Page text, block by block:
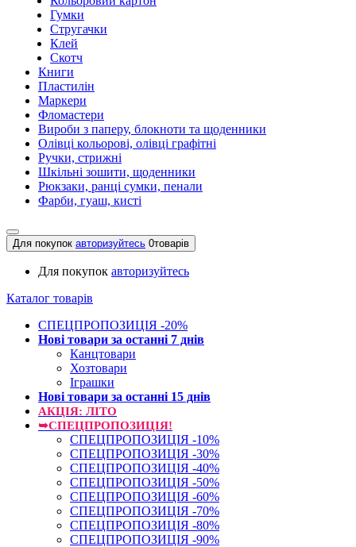
Гумки
Стругачки
Клей
Скотч
Книги
Пластилін
Маркери
Фломастери
Вироби з паперу, блокноти та щоденники
Олівці кольорові, олівці графітні
Ручки, стрижні
Шкільні зошити, щоденники
Рюкзаки, ранці сумки, пенали
Фарби, гуаш, кисті
Для покупок авторизуйтесь 0товарів
Для покупок авторизуйтесь
Каталог товарів
СПЕЦПРОПОЗИЦІЯ -20%
Нові товари за останнi 7 днiв
Канцтовари
Хозтовари
Іграшки
Нові товари за останнi 15 днiв
АКЦІЯ: ЛІТО
➥СПЕЦПРОПОЗИЦІЯ!
СПЕЦПРОПОЗИЦІЯ -10%
СПЕЦПРОПОЗИЦІЯ -30%
СПЕЦПРОПОЗИЦІЯ -40%
СПЕЦПРОПОЗИЦІЯ -50%
СПЕЦПРОПОЗИЦІЯ -60%
СПЕЦПРОПОЗИЦІЯ -70%
СПЕЦПРОПОЗИЦІЯ -80%
СПЕЦПРОПОЗИЦІЯ -90%